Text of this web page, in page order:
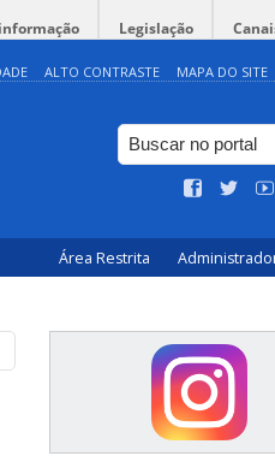
Legislação
ALTO CONTRASTE MAPA DO SITE
Área Restrita